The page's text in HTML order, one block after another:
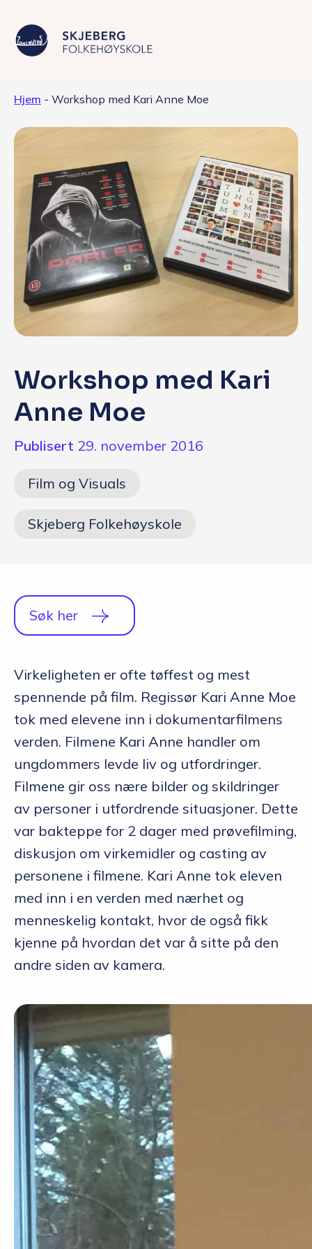
Skolen
Kontakt
Valgfag
Siste nytt
English
Hjem - Workshop med Kari Anne Moe
Workshop med Kari
Anne Moe
Publisert 29. november 2016
Film og Visuals
Skjeberg Folkehøyskole
Søk her
Virkeligheten er ofte tøffest og mest
spennende på film. Regissør Kari Anne Moe
tok med elevene inn i dokumentarfilmens
verden. Filmene Kari Anne handler om
ungdommers levde liv og utfordringer.
Filmene gir oss nære bilder og skildringer
av personer i utfordrende situasjoner. Dette
var bakteppe for 2 dager med prøvefilming,
diskusjon om virkemidler og casting av
personene i filmene. Kari Anne tok eleven
med inn i en verden med nærhet og
menneskelig kontakt, hvor de også fikk
kjenne på hvordan det var å sitte på den
andre siden av kamera.